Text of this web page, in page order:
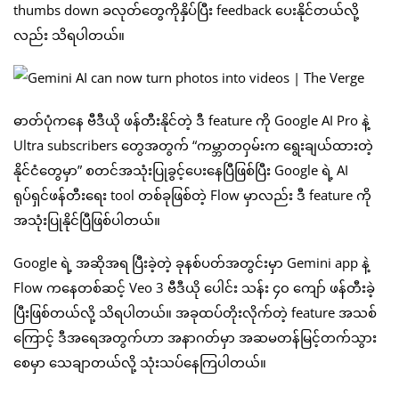
thumbs down ခလုတ်တွေကိုနှိပ်ပြီး feedback ပေးနိုင်တယ်လို့
လည်း သိရပါတယ်။
ဓာတ်ပုံကနေ ဗီဒီယို ဖန်တီးနိုင်တဲ့ ဒီ feature ကို Google AI Pro နဲ့
Ultra subscribers တွေအတွက် “ကမ္ဘာတဝှမ်းက ရွေးချယ်ထားတဲ့
နိုင်ငံတွေမှာ” စတင်အသုံးပြုခွင့်ပေးနေပြီဖြစ်ပြီး Google ရဲ့ AI
ရုပ်ရှင်ဖန်တီးရေး tool တစ်ခုဖြစ်တဲ့ Flow မှာလည်း ဒီ feature ကို
အသုံးပြုနိုင်ပြီဖြစ်ပါတယ်။
Google ရဲ့ အဆိုအရ ပြီးခဲ့တဲ့ ခုနစ်ပတ်အတွင်းမှာ Gemini app နဲ့
Flow ကနေတစ်ဆင့် Veo 3 ဗီဒီယို ပေါင်း သန်း ၄၀ ကျော် ဖန်တီးခဲ့
ပြီးဖြစ်တယ်လို့ သိရပါတယ်။ အခုထပ်တိုးလိုက်တဲ့ feature အသစ်
ကြောင့် ဒီအရေအတွက်ဟာ အနာဂတ်မှာ အဆမတန်မြင့်တက်သွား
စေမှာ သေချာတယ်လို့ သုံးသပ်နေကြပါတယ်။